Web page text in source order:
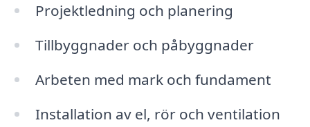
Projektledning och planering
Tillbyggnader och påbyggnader
Arbeten med mark och fundament
Installation av el, rör och ventilation